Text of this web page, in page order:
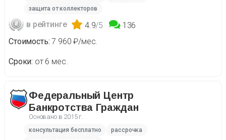
защита от коллекторов
в рейтинге 4.9/5
136
Стоимость 7 960 ₽/мес.
Сроки от 6 мес.
Федеральный Центр
Банкротства Граждан
Основано в 2015 г.
консультация бесплатно
рассрочка